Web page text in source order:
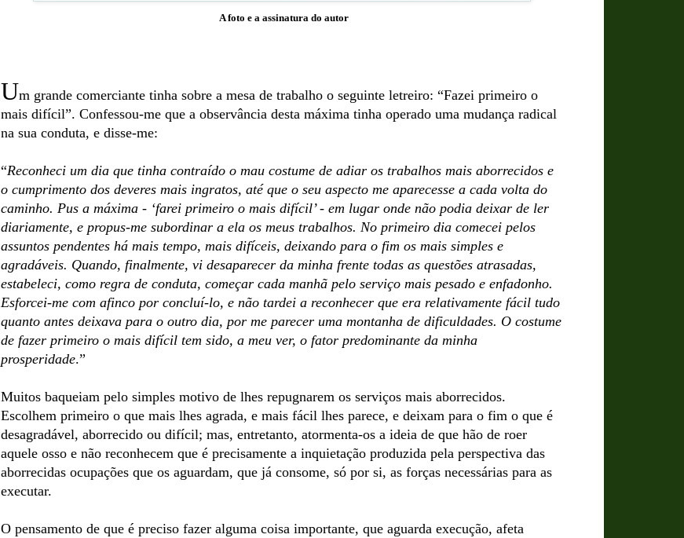
A foto e a assinatura do autor
Um grande comerciante tinha sobre a mesa de trabalho o seguinte letreiro: “Fazei primeiro o
mais difícil”. Confessou-me que a observância desta máxima tinha operado uma mudança radical
na sua conduta, e disse-me:
“Reconheci um dia que tinha contraído o mau costume de adiar os trabalhos mais aborrecidos e
o cumprimento dos deveres mais ingratos, até que o seu aspecto me aparecesse a cada volta do
caminho. Pus a máxima - ‘farei primeiro o mais difícil’ - em lugar onde não podia deixar de ler
diariamente, e propus-me subordinar a ela os meus trabalhos. No primeiro dia comecei pelos
assuntos pendentes há mais tempo, mais difíceis, deixando para o fim os mais simples e
agradáveis. Quando, finalmente, vi desaparecer da minha frente todas as questões atrasadas,
estabeleci, como regra de conduta, começar cada manhã pelo serviço mais pesado e enfadonho.
Esforcei-me com afinco por concluí-lo, e não tardei a reconhecer que era relativamente fácil tudo
quanto antes deixava para o outro dia, por me parecer uma montanha de dificuldades. O costume
de fazer primeiro o mais difícil tem sido, a meu ver, o fator predominante da minha
prosperidade.”
Muitos baqueiam pelo simples motivo de lhes repugnarem os serviços mais aborrecidos.
Escolhem primeiro o que mais lhes agrada, e mais fácil lhes parece, e deixam para o fim o que é
desagradável, aborrecido ou difícil; mas, entretanto, atormenta-os a ideia de que hão de roer
aquele osso e não reconhecem que é precisamente a inquietação produzida pela perspectiva das
aborrecidas ocupações que os aguardam, que já consome, só por si, as forças necessárias para as
executar.
O pensamento de que é preciso fazer alguma coisa importante, que aguarda execução, afeta